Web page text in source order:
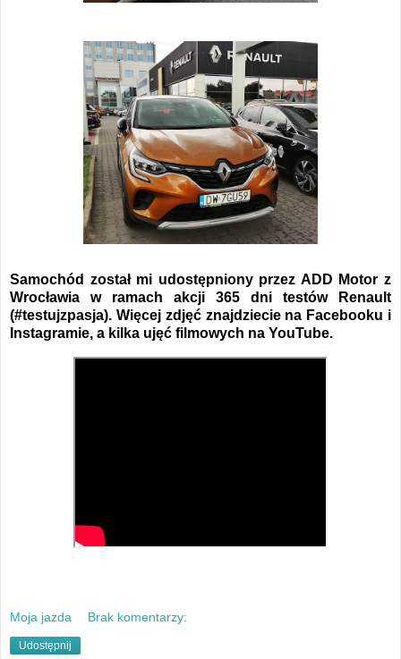
Samochód został mi udostępniony przez ADD Motor z
Wrocławia w ramach akcji 365 dni testów Renault
(#testujzpasja). Więcej zdjęć znajdziecie na Facebooku i
Instagramie, a kilka ujęć filmowych na YouTube.
Moja jazda Brak komentarzy:
Udostępnij